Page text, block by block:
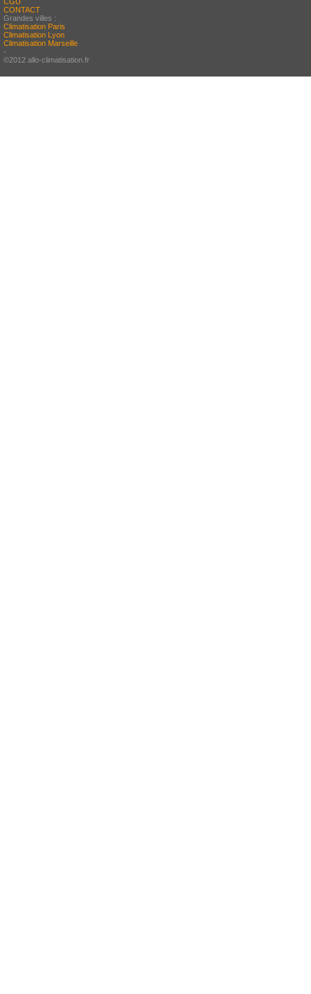
CONTACT
Grandes villes :
Climatisation Paris
Climatisation Lyon
Climatisation Marseille
-
©2012 allo-climatisation.fr